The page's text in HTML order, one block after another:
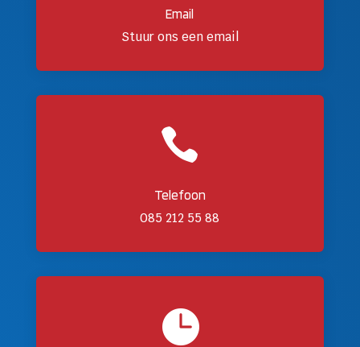
Email
Stuur ons een email

Telefoon
085 212 55 88
